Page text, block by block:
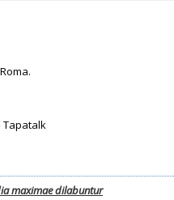
Tapatalk
maximae dilabuntur